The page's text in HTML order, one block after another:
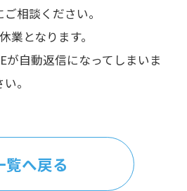
相談ください。
となります。
自動返信になってしまいま
。
覧へ戻る